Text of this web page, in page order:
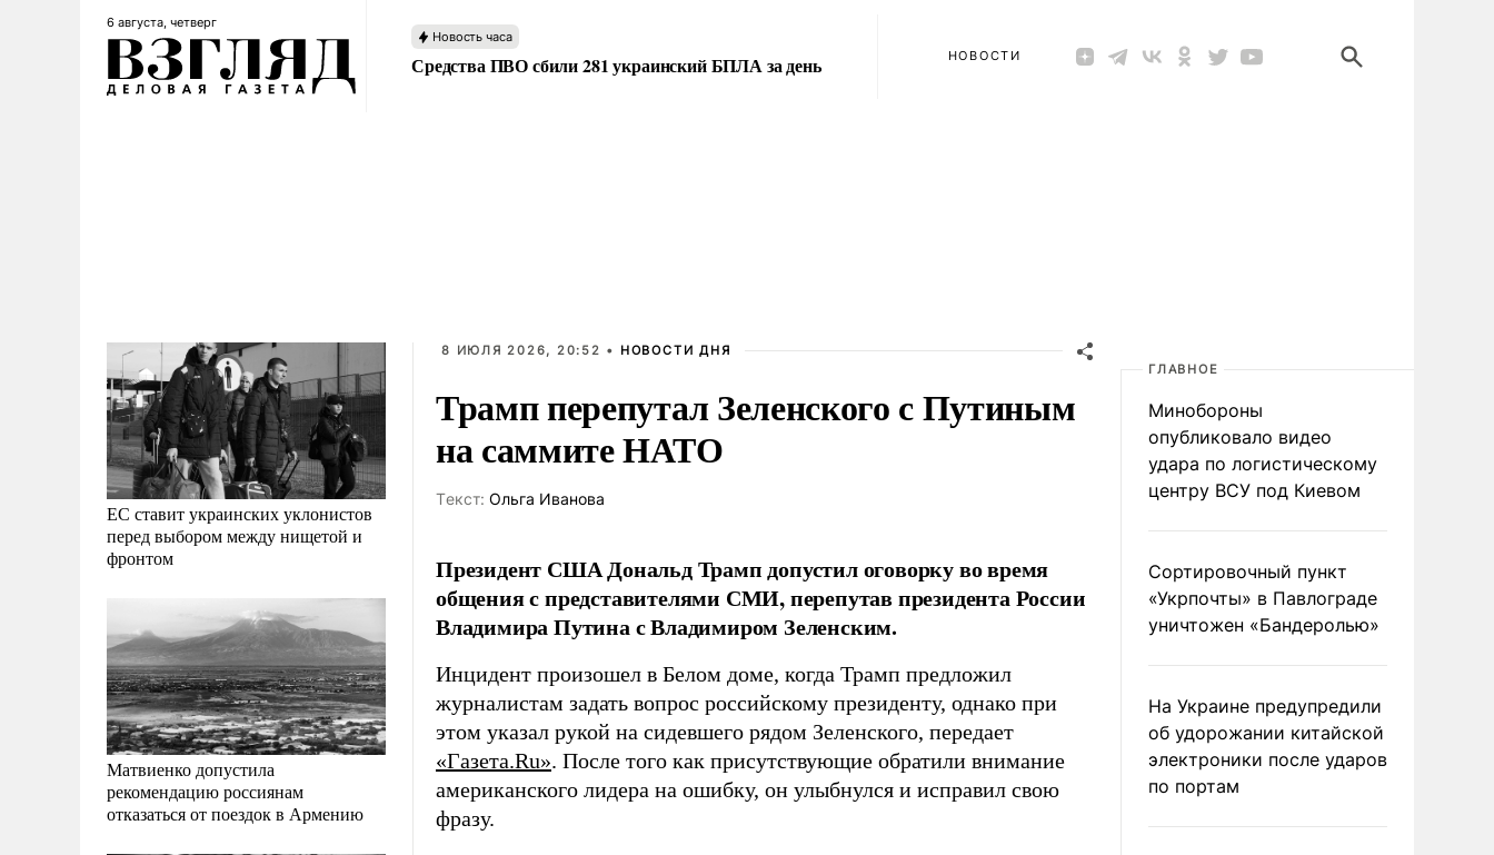
6 августа, четверг
Новость часа
Средства ПВО сбили 281 украинский БПЛА за день НОВОСТИ
ЕС ставит украинских уклонистов
перед выбором между нищетой и
фронтом
Матвиенко допустила
рекомендацию россиянам
отказаться от поездок в Армению
8 ИЮЛЯ 2026, 20:52 • НОВОСТИ ДНЯ
Трамп перепутал Зеленского с Путиным
на саммите НАТО
Tекст: Ольга Иванова
Президент США Дональд Трамп допустил оговорку во время
общения с представителями СМИ, перепутав президента России
Владимира Путина с Владимиром Зеленским.
Инцидент произошел в Белом доме, когда Трамп предложил
журналистам задать вопрос российскому президенту, однако при
этом указал рукой на сидевшего рядом Зеленского, передает
«Газета.Ru». После того как присутствующие обратили внимание
американского лидера на ошибку, он улыбнулся и исправил свою
фразу.
ГЛАВНОЕ
Минобороны
опубликовало видео
удара по логистическому
центру ВСУ под Киевом
Сортировочный пункт
«Укрпочты» в Павлограде
уничтожен «Бандеролью»
На Украине предупредили
об удорожании китайской
электроники после ударов
по портам